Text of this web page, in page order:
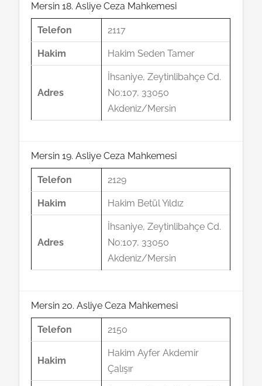
Mersin 18. Asliye Ceza Mahkemesi
Telefon 2117
Hakim Hakim Seden Tamer
Adres
İhsaniye, Zeytinlibahçe Cd.
No:107, 33050
Akdeniz/Mersin
Mersin 19. Asliye Ceza Mahkemesi
Telefon 2129
Hakim Hakim Betül Yıldız
Adres
İhsaniye, Zeytinlibahçe Cd.
No:107, 33050
Akdeniz/Mersin
Mersin 20. Asliye Ceza Mahkemesi
Telefon 2150
Hakim
Hakim Ayfer Akdemir
Çalışır